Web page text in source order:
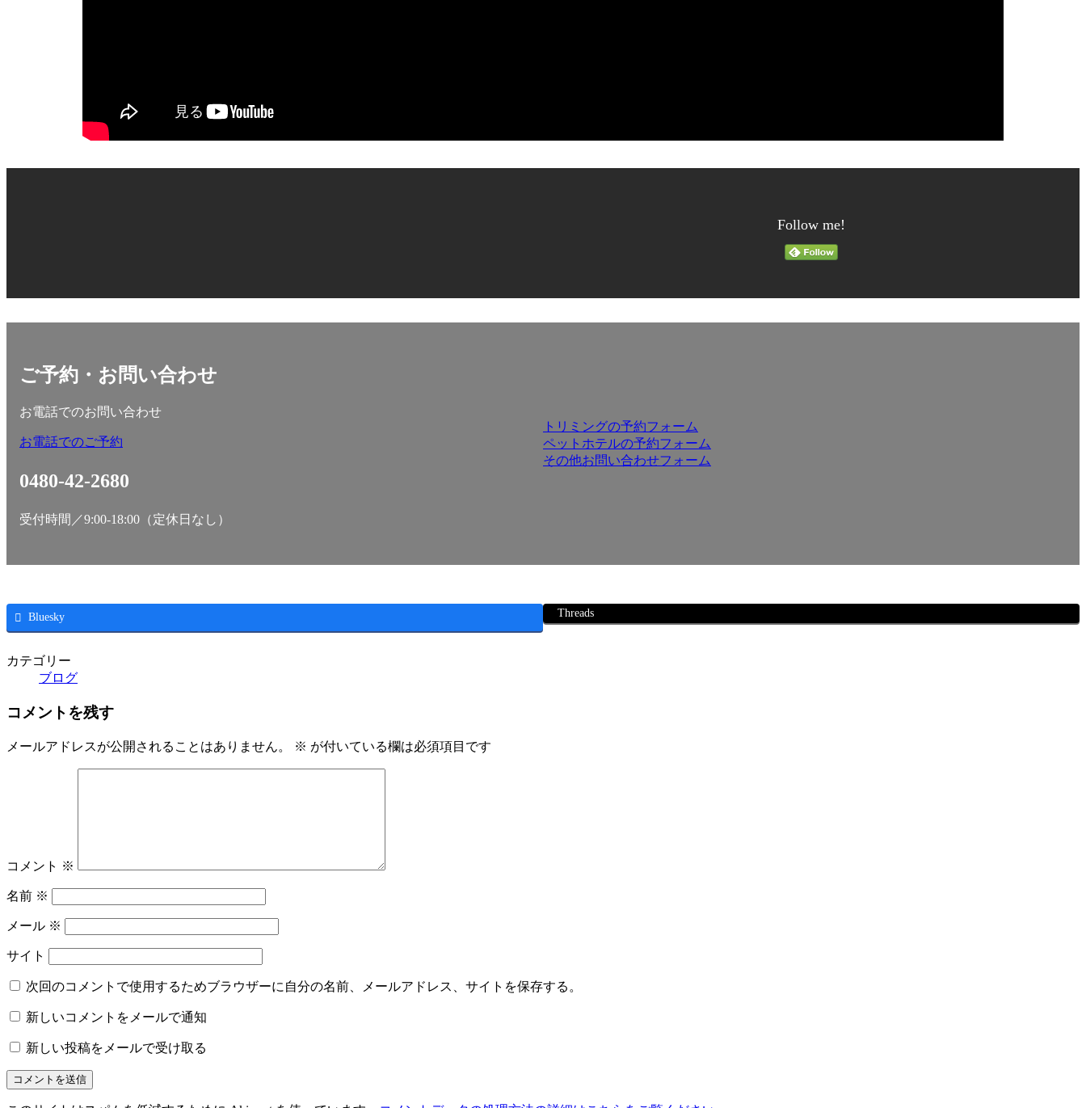
Follow me!
ご予約・お問い合わせ
お電話でのお問い合わせ
お電話でのご予約
0480-42-2680
受付時間／9:00-18:00（定休日なし）
トリミングの予約フォーム
ペットホテルの予約フォーム
その他お問い合わせフォーム
Bluesky Threads
カテゴリー
ブログ
コメントを残す
メールアドレスが公開されることはありません。 ※ が付いている欄は必須項目です
コメント ※
名前 ※
メール ※
サイト
次回のコメントで使用するためブラウザーに自分の名前、メールアドレス、サイトを保存する。
新しいコメントをメールで通知
新しい投稿をメールで受け取る